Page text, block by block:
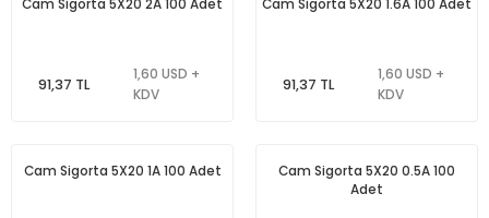
Cam Sigorta 5X20 2A 100 Adet
91,37 TL
1,60 USD +
KDV
Cam Sigorta 5X20 1.6A 100 Adet
91,37 TL
1,60 USD +
KDV
Cam Sigorta 5X20 1A 100 Adet
Cam Sigorta 5X20 0.5A 100
Adet